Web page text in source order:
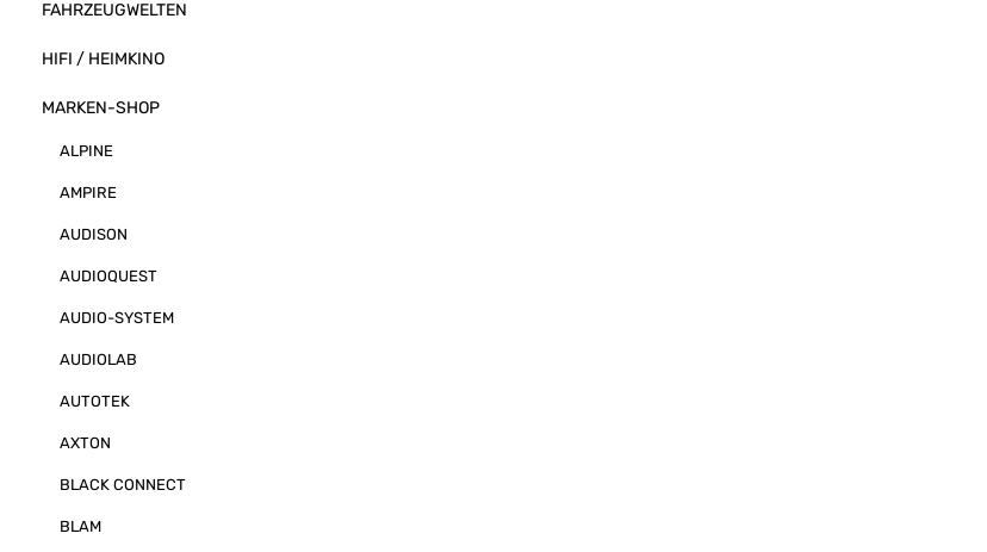
FAHRZEUGWELTEN
HIFI / HEIMKINO
MARKEN-SHOP
ALPINE
AMPIRE
AUDISON
AUDIOQUEST
AUDIO-SYSTEM
AUDIOLAB
AUTOTEK
AXTON
BLACK CONNECT
BLAM